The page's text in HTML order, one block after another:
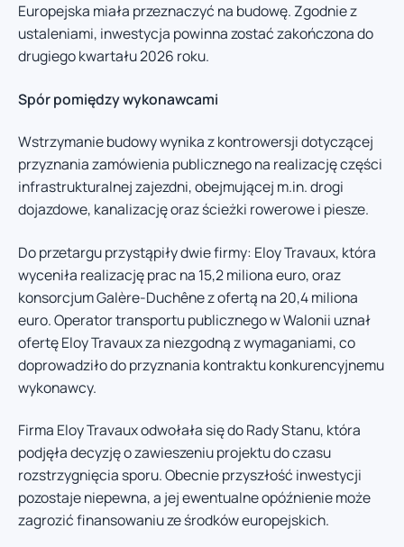
Europejska miała przeznaczyć na budowę. Zgodnie z
ustaleniami, inwestycja powinna zostać zakończona do
drugiego kwartału 2026 roku.
Spór pomiędzy wykonawcami
Wstrzymanie budowy wynika z kontrowersji dotyczącej
przyznania zamówienia publicznego na realizację części
infrastrukturalnej zajezdni, obejmującej m.in. drogi
dojazdowe, kanalizację oraz ścieżki rowerowe i piesze.
Do przetargu przystąpiły dwie firmy: Eloy Travaux, która
wyceniła realizację prac na 15,2 miliona euro, oraz
konsorcjum Galère-Duchêne z ofertą na 20,4 miliona
euro. Operator transportu publicznego w Walonii uznał
ofertę Eloy Travaux za niezgodną z wymaganiami, co
doprowadziło do przyznania kontraktu konkurencyjnemu
wykonawcy.
Firma Eloy Travaux odwołała się do Rady Stanu, która
podjęła decyzję o zawieszeniu projektu do czasu
rozstrzygnięcia sporu. Obecnie przyszłość inwestycji
pozostaje niepewna, a jej ewentualne opóźnienie może
zagrozić finansowaniu ze środków europejskich.